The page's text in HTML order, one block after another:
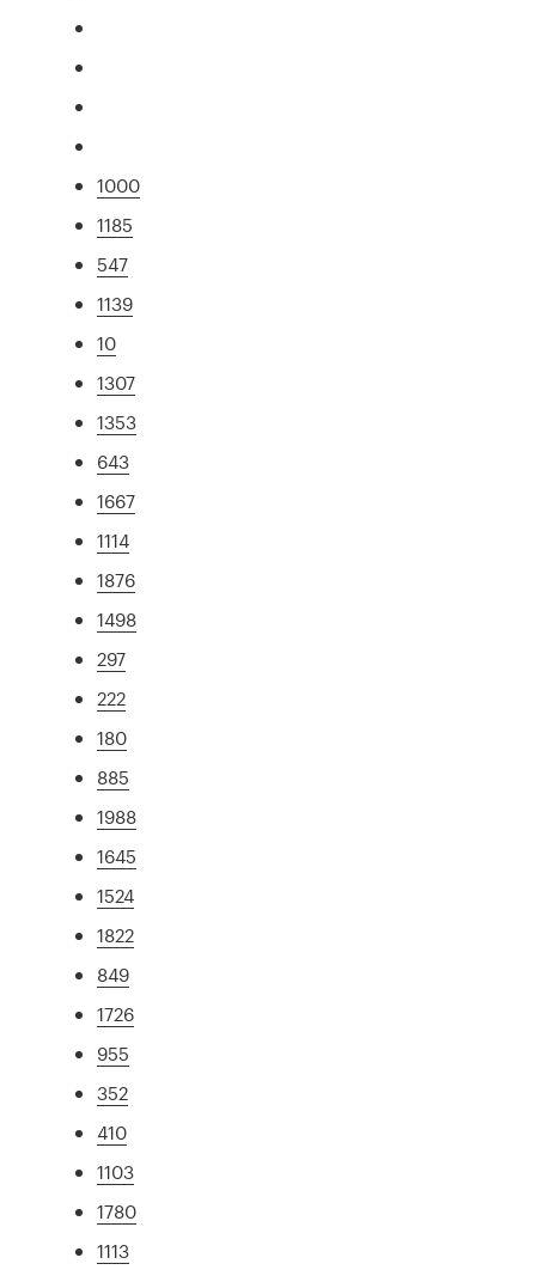
1000
1185
547
1139
10
1307
1353
643
1667
1114
1876
1498
297
222
180
885
1988
1645
1524
1822
849
1726
955
352
410
1103
1780
1113